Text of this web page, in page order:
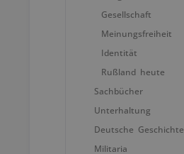
Gesellschaft
Meinungsfreiheit
Identität
Rußland heute
Sachbücher
Unterhaltung
Deutsche Geschichte
Militaria